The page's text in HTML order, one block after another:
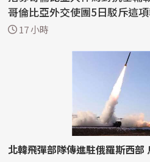
哥倫比亞外交使團5日駁斥這
17 小時
北韓飛彈部隊傳進駐俄羅斯西部